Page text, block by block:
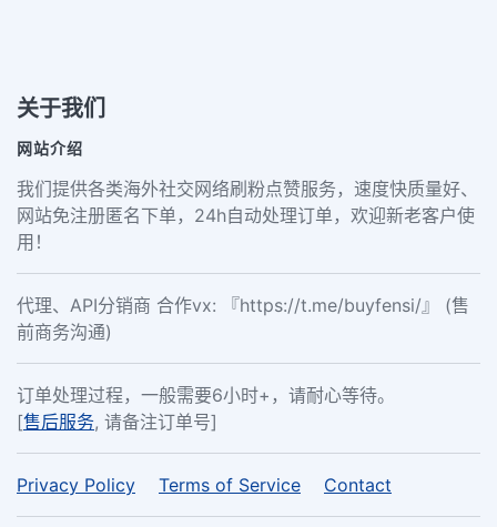
关于我们
网站介绍
我们提供各类海外社交网络刷粉点赞服务，速度快质量好、
网站免注册匿名下单，24h自动处理订单，欢迎新老客户使
用！
代理、API分销商 合作vx: 『https://t.me/buyfensi/』 (售
前商务沟通)
订单处理过程，一般需要6小时+，请耐心等待。
[售后服务, 请备注订单号]
Privacy Policy Terms of Service Contact